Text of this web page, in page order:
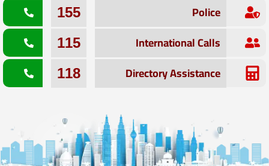
Police
155
International Calls
115
Directory Assistance
118